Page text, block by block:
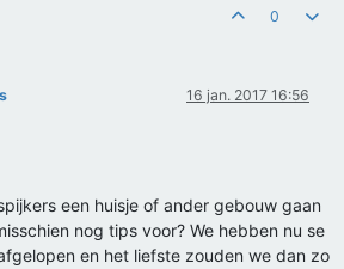
0
16 jan. 2017 16:56
een huisje of ander gebouw gaan
nog tips voor? We hebben nu se
en het liefste zouden we dan zo